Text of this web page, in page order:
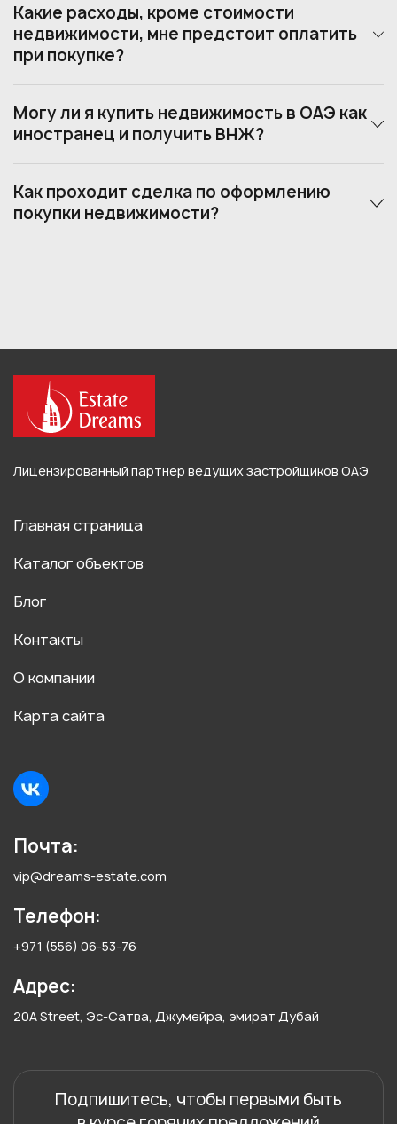
Какие расходы, кроме стоимости
недвижимости, мне предстоит оплатить
при покупке?
Могу ли я купить недвижимость в ОАЭ как
иностранец и получить ВНЖ?
Как проходит сделка по оформлению
покупки недвижимости?
Лицензированный партнер ведущих застройщиков ОАЭ
Главная страница
Каталог объектов
Блог
Контакты
О компании
Карта сайта
Почта:
vip@dreams-estate.com
Телефон:
+971 (556) 06-53-76
Адрес:
20A Street, Эс-Сатва, Джумейра, эмират Дубай
Подпишитесь, чтобы первыми быть